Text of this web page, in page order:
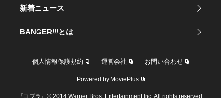
新着ニュース
BANGER!!!とは
個人情報保護規約 運営会社 お問い合わせ
Powered by MoviePlus
『コブラ』© 2014 Warner Bros. Entertainment Inc. All rights reserved.